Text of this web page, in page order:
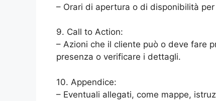
– Orari di apertura o di disponibilità
9. Call to Action:
– Azioni che il cliente può o deve fare
presenza o verificare i dettagli.
10. Appendice:
– Eventuali allegati, come mappe,